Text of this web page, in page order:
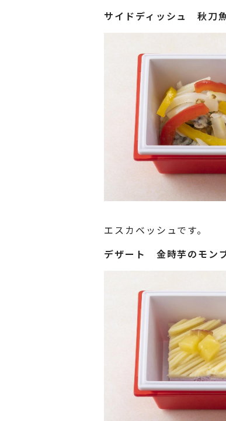
サイドディッシュ
秋刀
エスカベッシュです。
デザート
金時芋のモン